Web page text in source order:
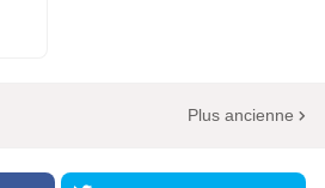
Plus ancienne